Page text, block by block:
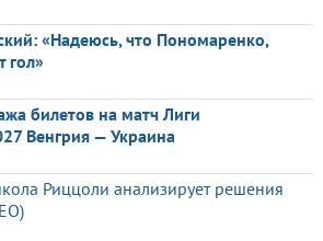
«Надеюсь, что Пономаренко,
гол»
билетов на матч Лиги
Венгрия — Украина
Риццоли анализирует решения